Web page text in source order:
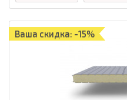
Ваша скидка: -15%